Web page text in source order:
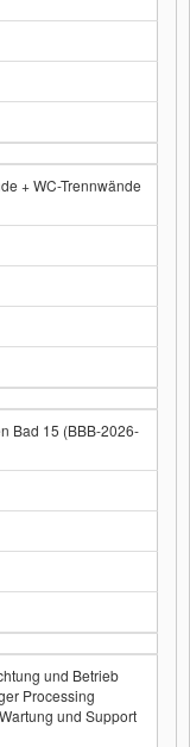
+ WC-Trennwände
Bad 15 (BBB-2026-
und Betrieb
Processing
und Support